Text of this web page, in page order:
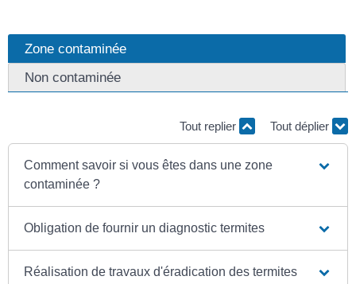
Zone contaminée
Non contaminée
Tout replier Tout déplier
Comment savoir si vous êtes dans une zone
contaminée ?
Obligation de fournir un diagnostic termites
Réalisation de travaux d'éradication des termites